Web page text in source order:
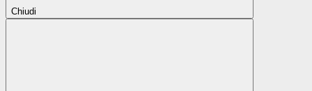
Chiudi